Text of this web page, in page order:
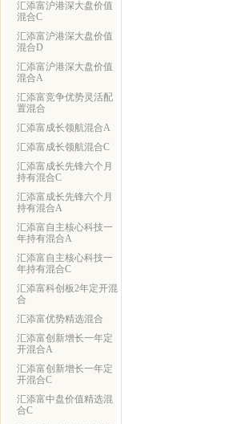
汇添富沪港深大盘价值
混合C
汇添富沪港深大盘价值
混合D
汇添富沪港深大盘价值
混合A
汇添富竞争优势灵活配
置混合
汇添富成长领航混合A
汇添富成长领航混合C
汇添富成长先锋六个月
持有混合C
汇添富成长先锋六个月
持有混合A
汇添富自主核心科技一
年持有混合A
汇添富自主核心科技一
年持有混合C
汇添富科创板2年定开混
合
汇添富优势精选混合
汇添富创新增长一年定
开混合A
汇添富创新增长一年定
开混合C
汇添富中盘价值精选混
合C